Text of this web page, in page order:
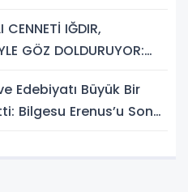
CENNETİ IĞDIR,
GÖZ DOLDURUYOR:
Edebiyatı Büyük Bir
Bilgesu Erenus’u Son